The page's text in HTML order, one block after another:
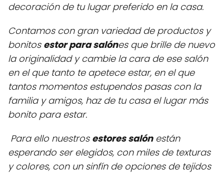
decoración de tu lugar preferido en la casa.
Contamos con gran variedad de productos y
bonitos estor para salónes que brille de nuevo
la originalidad y cambie la cara de ese salón
en el que tanto te apetece estar, en el que
tantos momentos estupendos pasas con la
familia y amigos, haz de tu casa el lugar más
bonito para estar.
Para ello nuestros estores salónestán
esperando ser elegidos, con miles de texturas
y colores, con un sinfín de opciones de tejidos